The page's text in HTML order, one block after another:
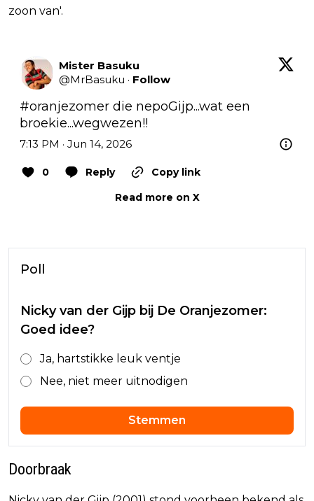
zoon van'.
Mister Basuku
@MrBasuku · Follow
#oranjezomer die nepoGijp...wat een
broekie...wegwezen!!
7:13 PM · Jun 14, 2026
0 Reply
Copy link
Read more on X
Poll
Nicky van der Gijp bij De Oranjezomer:
Goed idee?
Ja, hartstikke leuk ventje
Nee, niet meer uitnodigen
Stemmen
Doorbraak